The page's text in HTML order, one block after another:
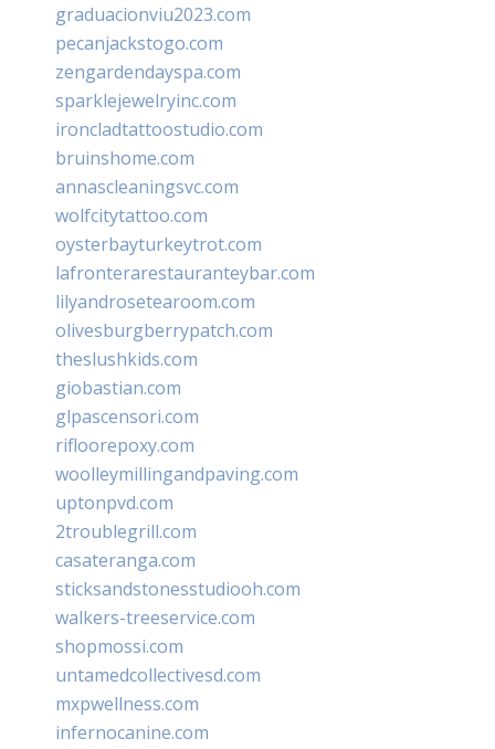
graduacionviu2023.com
pecanjackstogo.com
zengardendayspa.com
sparklejewelryinc.com
ironcladtattoostudio.com
bruinshome.com
annascleaningsvc.com
wolfcitytattoo.com
oysterbayturkeytrot.com
lafronterarestauranteybar.com
lilyandrosetearoom.com
olivesburgberrypatch.com
theslushkids.com
giobastian.com
glpascensori.com
rifloorepoxy.com
woolleymillingandpaving.com
uptonpvd.com
2troublegrill.com
casateranga.com
sticksandstonesstudiooh.com
walkers-treeservice.com
shopmossi.com
untamedcollectivesd.com
mxpwellness.com
infernocanine.com